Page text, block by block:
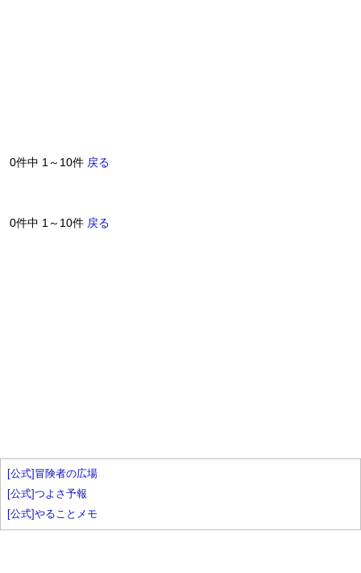
0件中 1～10件 戻る
0件中 1～10件 戻る
[公式]冒険者の広場
[公式]つよさ予報
[公式]やることメモ